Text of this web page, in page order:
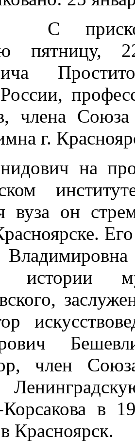
С
пятницу,
члена
г.
на
вуза он
член
Корсакова в
Красноярск.